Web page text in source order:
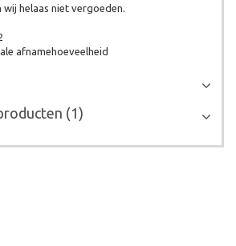
wij helaas niet vergoeden.
afnamehoeveelheid
(1)